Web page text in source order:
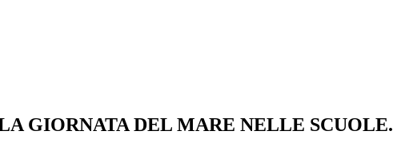
GIORNATA DEL MARE NELLE SCUOLE.